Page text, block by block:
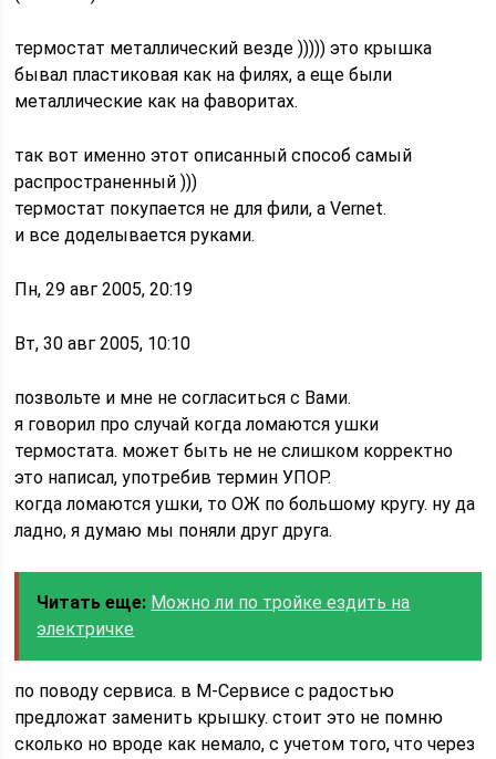
термостат металлический везде ))))) это крышка
бывал пластиковая как на филях, а еще были
металлические как на фаворитах.
так вот именно этот описанный способ самый
распространенный )))
термостат покупается не для фили, а Vernet.
и все доделывается руками.
Пн, 29 авг 2005, 20:19
Вт, 30 авг 2005, 10:10
позвольте и мне не согласиться с Вами.
я говорил про случай когда ломаются ушки
термостата. может быть не не слишком корректно
это написал, употребив термин УПОР.
когда ломаются ушки, то ОЖ по большому кругу. ну да
ладно, я думаю мы поняли друг друга.
Читать еще: Можно ли по тройке ездить на
электричке
по поводу сервиса. в М-Сервисе с радостью
предложат заменить крышку. стоит это не помню
сколько но вроде как немало, с учетом того, что через